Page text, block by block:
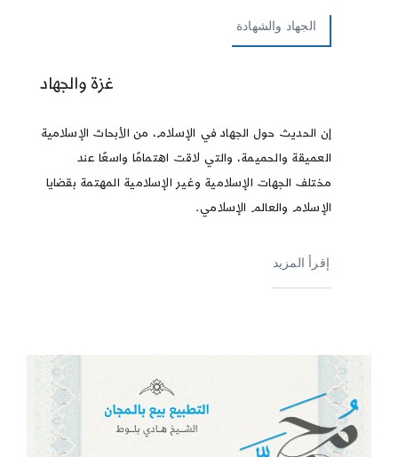
الجهاد والشهادة
غزة والجهاد
إن الحديث حول الجهاد في الإسلام، من الأبحاث الإسلامية
العميقة والحميمة، والتي لاقت اهتمامًا واسعًا عند
مختلف الجهات الإسلامية وغير الإسلامية المهتمة بقضايا
الإسلام والعالم الإسلامي.
إقرأ المزيد